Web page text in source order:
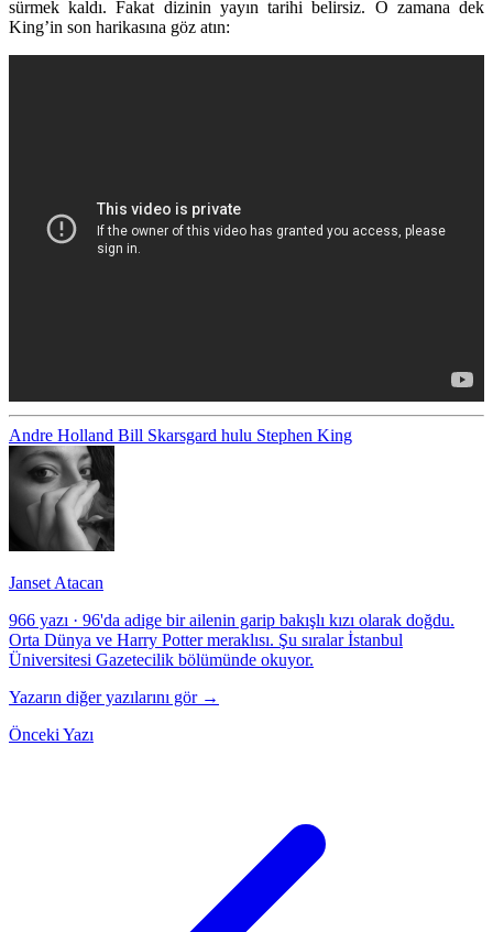
sürmek kaldı. Fakat dizinin yayın tarihi belirsiz. O zamana dek
King’in son harikasına göz atın:
Andre Holland Bill Skarsgard hulu Stephen King
Janset Atacan
966 yazı · 96'da adige bir ailenin garip bakışlı kızı olarak doğdu.
Orta Dünya ve Harry Potter meraklısı. Şu sıralar İstanbul
Üniversitesi Gazetecilik bölümünde okuyor.
Yazarın diğer yazılarını gör →
Önceki Yazı